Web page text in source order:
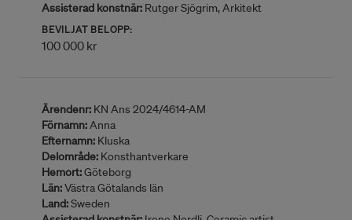
Assisterad konstnär: Rutger Sjögrim, Arkitekt
BEVILJAT BELOPP:
100 000 kr
Ärendenr: KN Ans 2024/4614-AM
Förnamn:Anna
Efternamn: Kluska
Delområde: Konsthantverkare
Hemort:Göteborg
Län:Västra Götalands län
Land:Sweden